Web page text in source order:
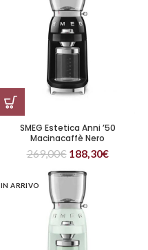
SMEG Estetica Anni ’50
Macinacaffè Nero
269,00€ 188,30€
IN ARRIVO